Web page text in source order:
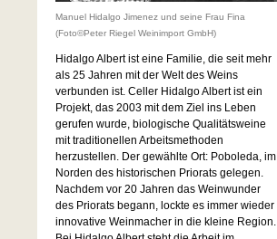
Manuel Hidalgo Jimenez und seine Frau Fina
(Foto©Peter Riegel Weinimport GmbH)
Hidalgo Albert ist eine Familie, die seit mehr
als 25 Jahren mit der Welt des Weins
verbunden ist. Celler Hidalgo Albert ist ein
Projekt, das 2003 mit dem Ziel ins Leben
gerufen wurde, biologische Qualitätsweine
mit traditionellen Arbeitsmethoden
herzustellen. Der gewählte Ort: Poboleda, im
Norden des historischen Priorats gelegen.
Nachdem vor 20 Jahren das Weinwunder
des Priorats begann, lockte es immer wieder
innovative Weinmacher in die kleine Region.